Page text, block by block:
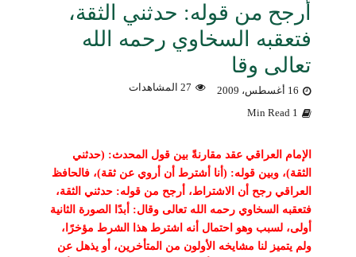
أرجح من قوله: حدثني الثقة،
فتعقبه السخاوي رحمه الله
تعالى وقا
16 أغسطس، 2009 27 المشاهدات
1 Min Read
الإمام العراقي عقد مقارنةً بين قول المحدث: (حدثني
الثقة)، وبين قوله: (أنا أشترط أن أروي عن ثقة)، فالحافظ
العراقي رجح أن الاشتراط، أرجح من قوله: حدثني الثقة،
فتعقبه السخاوي رحمه الله تعالى وقال: أبدًا الصورة الثانية
أولى، لسبب وهو احتمال أنه اشترط هذا الشرط مؤخرًا،
ولم يتميز لنا مشايخه الأولون من المتأخرين، أو يذهل عن